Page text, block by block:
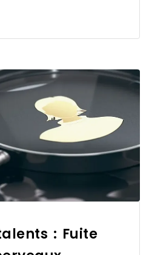
: Fuite